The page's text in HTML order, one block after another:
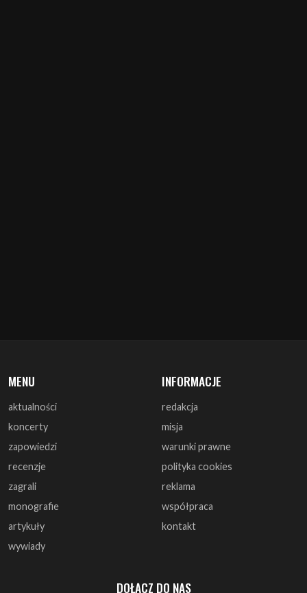
MENU
aktualności
koncerty
zapowiedzi
recenzje
zagrali
monografie
artykuły
wywiady
INFORMACJE
redakcja
misja
warunki prawne
polityka cookies
reklama
współpraca
kontakt
DOŁĄCZ DO NAS